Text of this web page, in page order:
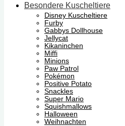
Besondere Kuscheltiere
Disney Kuscheltiere
Furby
Gabbys Dollhouse
Jellycat
Kikaninchen
Miffi
Minions
Paw Patrol
Pokémon
Positive Potato
Snackles
Super Mario
Squishmallows
Halloween
Weihnachten